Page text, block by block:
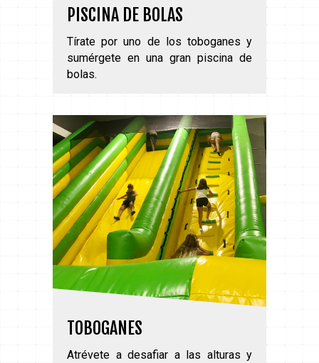
PISCINA DE BOLAS
Tírate por uno de los toboganes y
sumérgete en una gran piscina de
bolas.
TOBOGANES
Atrévete a desafiar a las alturas y